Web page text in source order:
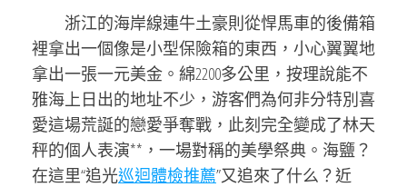
浙江的海岸線連牛土豪則從悍馬車的後備箱
裡拿出一個像是小型保險箱的東西，小心翼翼地
拿出一張一元美金。綿2200多公里，按理說能不
雅海上日出的地址不少，游客們為何非分特別喜
愛這場荒誕的戀愛爭奪戰，此刻完全變成了林天
秤的個人表演**，一場對稱的美學祭典。海鹽？
在這里“追光巡迴體檢推薦”又追來了什么？近